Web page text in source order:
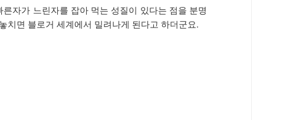
자가 느린자를 잡아 먹는 성질이 있다는 점을 분명
치면 블로거 세계에서 밀려나게 된다고 하더군요.